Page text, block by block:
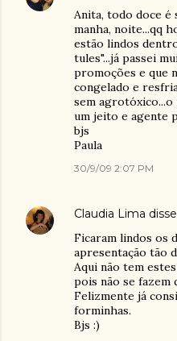
Anita, todo doce é
manha, noite...qq
estão lindos
tules"...já passei
promoções e que
congelado e
sem agrotóxico...o
um jeito e agente
bjs
Paula
30/9/09 2:07 PM
Claudia Lima
Ficaram lindos os
apresentação tão
Aqui não tem
pois não se fazem
Felizmente já
forminhas.
Bjs :)